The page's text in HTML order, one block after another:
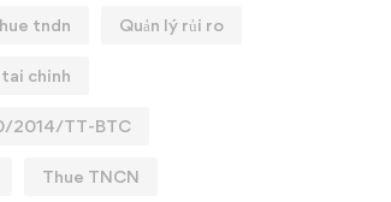
tndn Quản lý rủi ro
tai chinh
2014/TT-BTC
Thue TNCN